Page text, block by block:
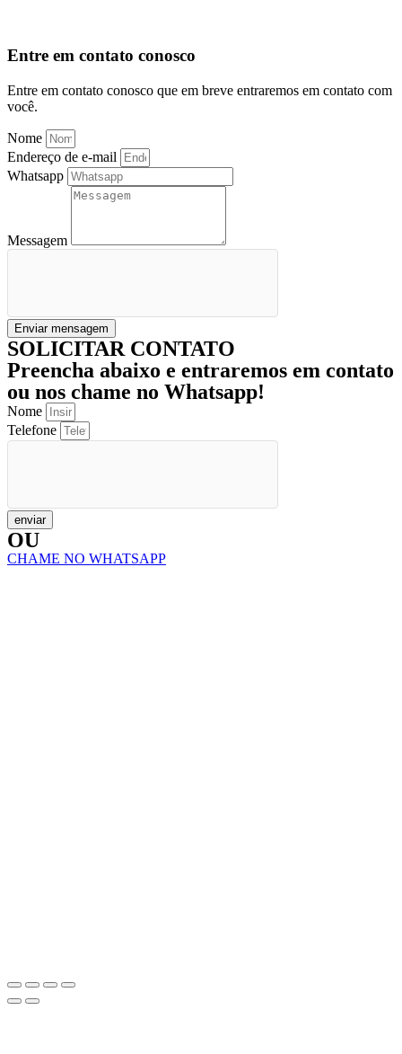
Entre em contato conosco
Entre em contato conosco que em breve entraremos em contato com
você.
Nome
Endereço de e-mail
Whatsapp
Messagem
Enviar mensagem
SOLICITAR CONTATO
Preencha abaixo e entraremos em contato
ou nos chame no Whatsapp!
Nome
Telefone
enviar
OU
CHAME NO WHATSAPP